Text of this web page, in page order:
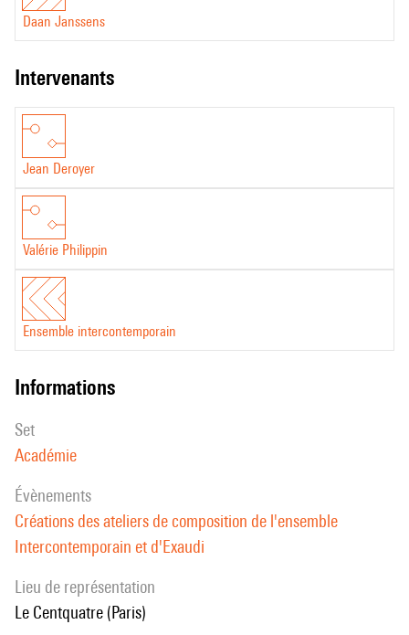
Daan Janssens
intervenants
Jean Deroyer
Valérie Philippin
Ensemble intercontemporain
informations
set
Académie
évènements
Créations des ateliers de composition de l'ensemble
Intercontemporain et d'Exaudi
Lieu de représentation
Le Centquatre (Paris)